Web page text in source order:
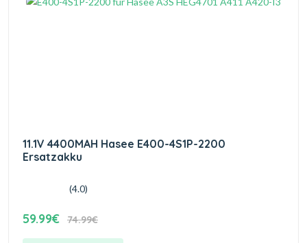
11.1V 4400MAH Hasee E400-4S1P-2200
Ersatzakku
(4.0)
59.99€ 74.99€